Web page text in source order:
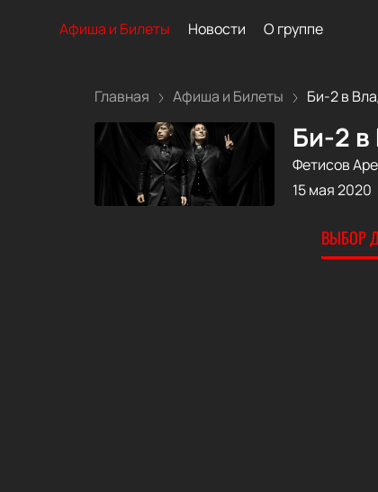
Афиша и Билеты Новости О группе
Главная Афиша и Билеты Би-2 в
Би-2 в
Фетисов
15 мая 2020
ВЫБОР